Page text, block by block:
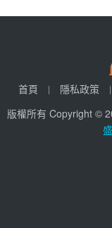
首頁 隱私政策
版權所有 Copyright ©